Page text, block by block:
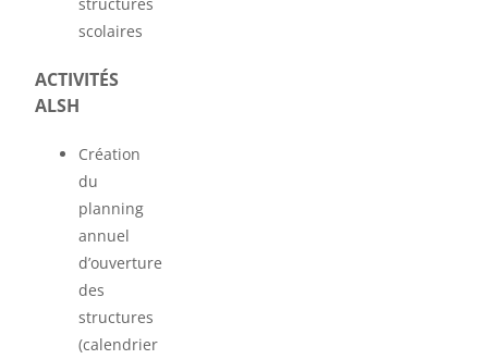
scolaires
ACTIVITÉS
ALSH
Création
du
planning
annuel
d’ouverture
des
structures
(calendrier